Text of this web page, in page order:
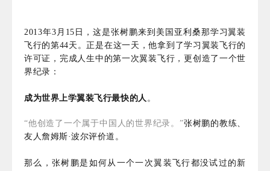
2013年3月15日，这是张树鹏来到美国亚利桑那学习翼装
飞行的第44天。正是在这一天，他拿到了学习翼装飞行的
许可证，完成人生中的第一次翼装飞行，更创造了一个世
界纪录：
成为世界上学翼装飞行最快的人 。
“他创造了一个属于中国人的世界纪录。”张树鹏的教练、
友人詹姆斯·波尔评价道。
那么，张树鹏是如何从一个一次翼装飞行都没试过的新